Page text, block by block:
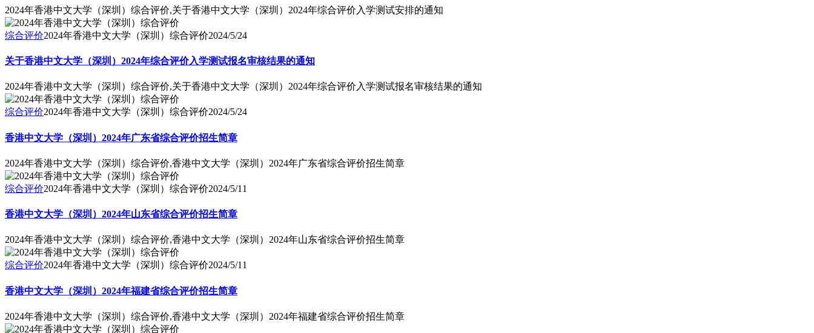
2024年香港中文大学（深圳）综合评价,关于香港中文大学（深圳）2024年综合评价入学测试安排的通知
综合评价2024年香港中文大学（深圳）综合评价2024/5/24
关于香港中文大学（深圳）2024年综合评价入学测试报名审核结果的通知
2024年香港中文大学（深圳）综合评价,关于香港中文大学（深圳）2024年综合评价入学测试报名审核结果的通知
综合评价2024年香港中文大学（深圳）综合评价2024/5/24
香港中文大学（深圳）2024年广东省综合评价招生简章
2024年香港中文大学（深圳）综合评价,香港中文大学（深圳）2024年广东省综合评价招生简章
综合评价2024年香港中文大学（深圳）综合评价2024/5/11
香港中文大学（深圳）2024年山东省综合评价招生简章
2024年香港中文大学（深圳）综合评价,香港中文大学（深圳）2024年山东省综合评价招生简章
综合评价2024年香港中文大学（深圳）综合评价2024/5/11
香港中文大学（深圳）2024年福建省综合评价招生简章
2024年香港中文大学（深圳）综合评价,香港中文大学（深圳）2024年福建省综合评价招生简章